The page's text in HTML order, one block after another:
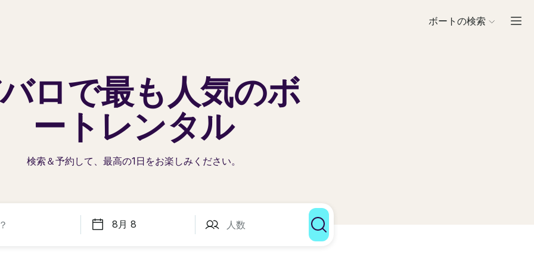
ボートの検索
ロで最も人気のボ
ートレンタル
検索＆予約して、最高の1日をお楽しみください。